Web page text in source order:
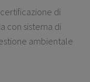
di
con sistema di
ambientale